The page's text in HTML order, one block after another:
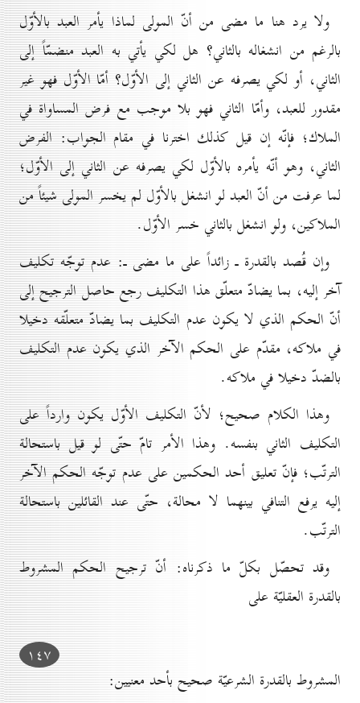
ولا يرد هنا ما مضى من أنّ المولى لماذا يأمر العبد بالأوّل
بالرغم من انشغاله بالثاني؟ هل لكي يأتي به العبد منضمّاً إلى
الثاني، أو لكي يصرفه عن الثاني إلى الأوّل؟ أمّا الأوّل فهو غير
مقدور للعبد، وأمّا الثاني فهو بلا موجب مع فرض المساواة في
الملاك؛ فإنّه إن قيل كذلك اخترنا في مقام الجواب: الفرض
الثاني، وهو أنّه يأمره بالأوّل لكي يصرفه عن الثاني إلى الأوّل؛
لما عرفت من أنّ العبد لو انشغل بالأوّل لم يخسر المولى شيئاً من
الملاكين، ولو انشغل بالثاني خسر الأوّل.
وإن قُصد بالقدرة ـ زائداً على ما مضى ـ: عدم توجّه تكليف
آخر إليه، بما يضادّ متعلّق هذا التكليف رجع حاصل الترجيح إلى
أنّ الحكم الذي لا يكون عدم التكليف بما يضادّ متعلّقه دخيلا
في ملاكه، مقدّم على الحكم الآخر الذي يكون عدم التكليف
بالضدّ دخيلا في ملاكه.
وهذا الكلام صحيح؛ لأنّ التكليف الأوّل يكون وارداً على
التكليف الثاني بنفسه. وهذا الأمر تامّ حتّى لو قيل باستحالة
الترتّب؛ فإنّ تعليق أحد الحكمين على عدم توجّه الحكم الآخر
إليه يرفع التنافي بينهما لا محالة، حتّى عند القائلين باستحالة
الترتّب.
وقد تحصّل بكلّ ما ذكرناه: أنّ ترجيح الحكم المشروط
بالقدرة العقليّة على
۱٤۷
المشروط بالقدرة الشرعيّة صحيح بأحد معنيين: